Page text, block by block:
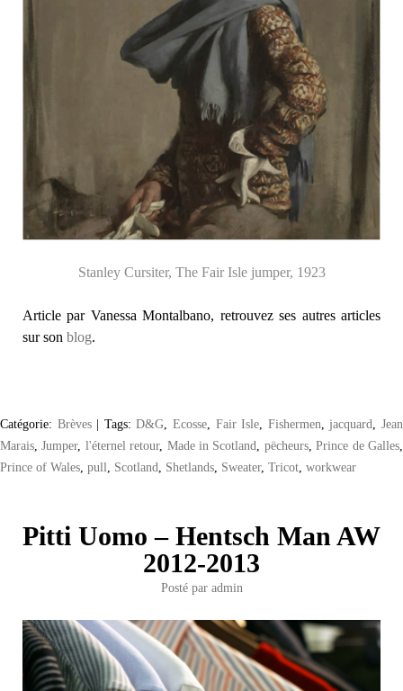
Stanley Cursiter, The Fair Isle jumper, 1923
Article par Vanessa Montalbano, retrouvez ses autres articles
sur son blog.
Catégorie: Brèves | Tags:D&G,Ecosse, Fair Isle, Fishermen,jacquard,Jean
Marais,Jumper, l'éternel retour, Made in Scotland, pëcheurs,Prince de Galles,
Prince of Wales, pull, Scotland, Shetlands, Sweater, Tricot, workwear
Pitti Uomo – Hentsch Man AW
2012-2013
Posté par admin